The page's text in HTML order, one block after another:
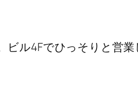
ビル4Fでひっそりと営